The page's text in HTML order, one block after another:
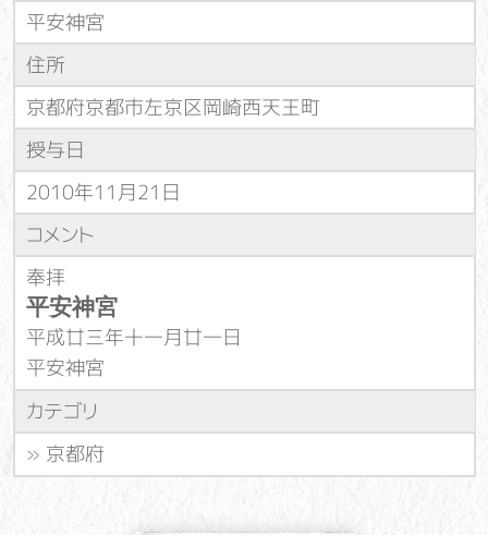
平安神宮
住所
京都府京都市左京区岡崎西天王町
授与日
2010年11月21日
コメント
奉拝
平安神宮
平成廿三年十一月廿一日
平安神宮
カテゴリ
» 京都府